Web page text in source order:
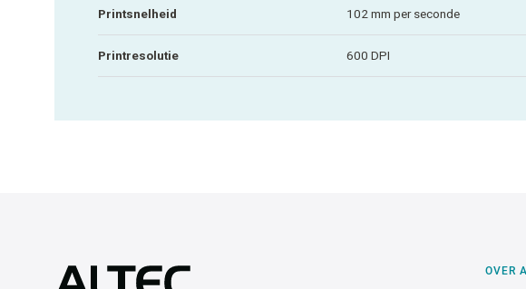
Printsnelheid 102 mm per seconde
Printresolutie 600 DPI
OVER